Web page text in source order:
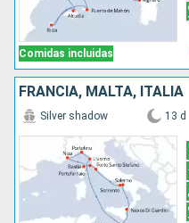
Comidas incluidas
FRANCIA, MALTA, ITALIA
Silver shadow 13 d